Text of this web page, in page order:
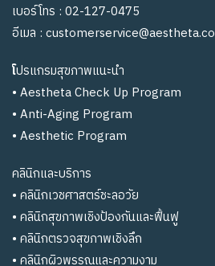
เบอร์โทร : 02-127-0475
อีเมล : customerservice@aestheta.co
โปรแกรมสุขภาพแนะนำ
• Aestheta Check Up Program
• Anti-Aging Program
• Aesthetic Program
คลินิกและบริการ
• คลินิกเวชศาสตร์ชะลอวัย
• คลินิกสุขภาพเชิงป้องกันและฟื้นฟู
• คลินิกตรวจสุขภาพเชิงลึก
• คลินิกผิวพรรณและความงาม